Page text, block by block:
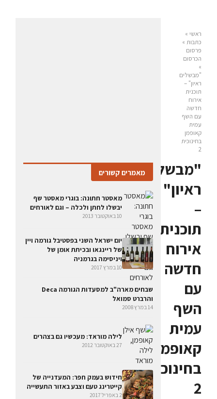
ראשי »
כתבות »
פרסום
הכרסום
»
"מבשלים
ראיון" –
תוכנית
אירוח
חדשה
עם השף
עמית
קאופמן
בחינוכית
2
"מבשלים
ראיון"
–
תוכנית
אירוח
חדשה
עם
השף
עמית
קאופמן
בחינוכית
2
מאמרים קשורים
מאסטר חתונה: בוגרי מאסטר שף
יבשלו לחתן ולכלה – וגם לאורחים
10 באוקטובר 2013
יום ישראל השני בפסטיבל גורמה ויין
של ריינגאו ובכיתת אומן של
ויניסימה בגרמניה
10 במרץ 2017
שבחים מארה"ב למסעדות הגורמה Deca
והרברט סמואל
14 במרץ 2008
לילה מוראד: מעכשיו גם בצהרים
27 באוקטובר 2012
חידוש בעמק חפר: המעדנייה של
קייטרינג טעם וצבע באזור התעשייה
2 באפריל 2017